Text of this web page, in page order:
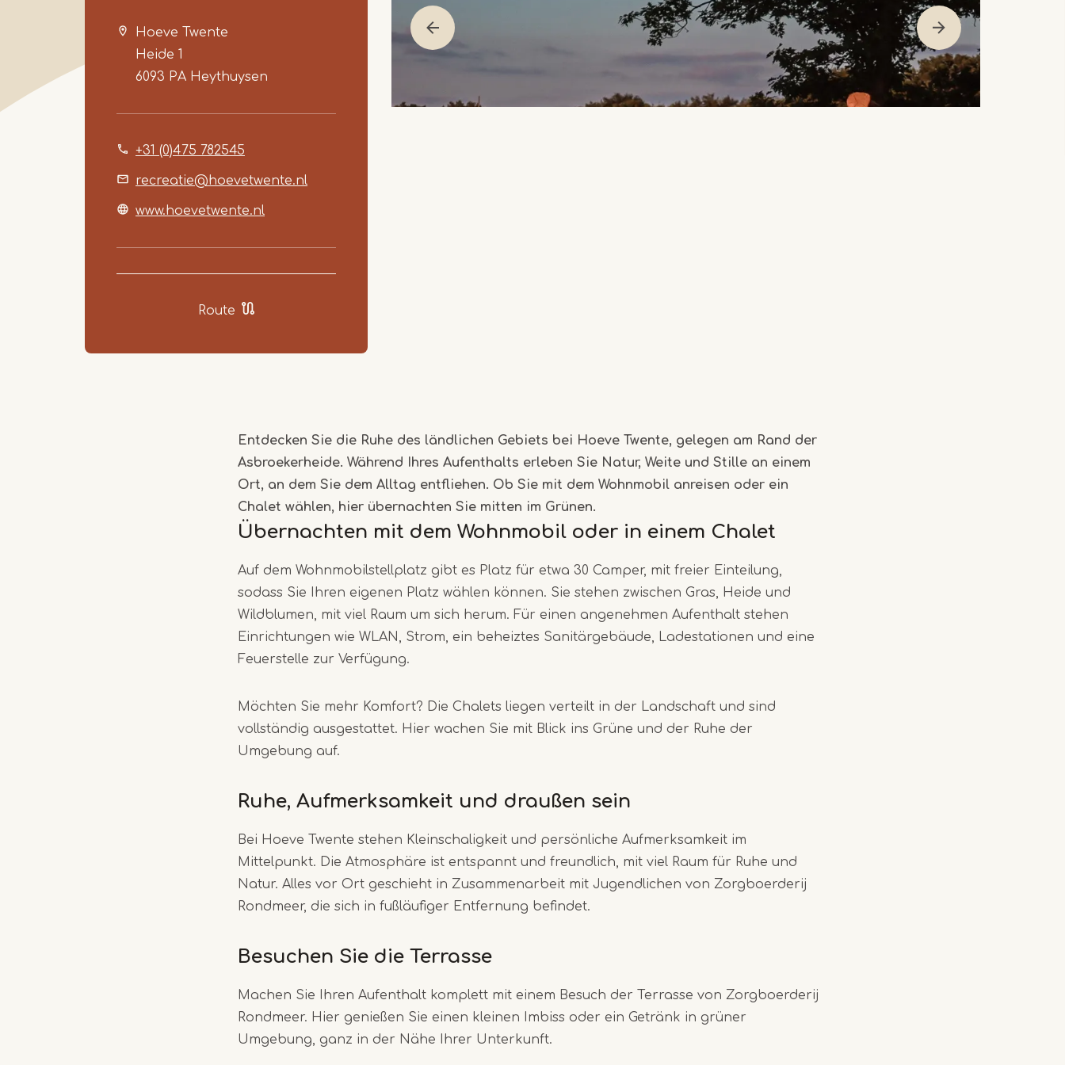
Hoeve Twente
Heide 1
6093 PA Heythuysen
+31 (0)475 782545
recreatie@hoevetwente.nl
www.hoevetwente.nl
Route
of
5
Entdecken Sie die Ruhe des ländlichen Gebiets bei Hoeve Twente, gelegen am Rand der
Asbroekerheide. Während Ihres Aufenthalts erleben Sie Natur, Weite und Stille an einem
Ort, an dem Sie dem Alltag entfliehen. Ob Sie mit dem Wohnmobil anreisen oder ein
Chalet wählen, hier übernachten Sie mitten im Grünen.
Übernachten mit dem Wohnmobil oder in einem Chalet
Auf dem Wohnmobilstellplatz gibt es Platz für etwa 30 Camper, mit freier Einteilung,
sodass Sie Ihren eigenen Platz wählen können. Sie stehen zwischen Gras, Heide und
Wildblumen, mit viel Raum um sich herum. Für einen angenehmen Aufenthalt stehen
Einrichtungen wie WLAN, Strom, ein beheiztes Sanitärgebäude, Ladestationen und eine
Feuerstelle zur Verfügung.
Möchten Sie mehr Komfort? Die Chalets liegen verteilt in der Landschaft und sind
vollständig ausgestattet. Hier wachen Sie mit Blick ins Grüne und der Ruhe der
Umgebung auf.
Ruhe, Aufmerksamkeit und draußen sein
Bei Hoeve Twente stehen Kleinschaligkeit und persönliche Aufmerksamkeit im
Mittelpunkt. Die Atmosphäre ist entspannt und freundlich, mit viel Raum für Ruhe und
Natur. Alles vor Ort geschieht in Zusammenarbeit mit Jugendlichen von Zorgboerderij
Rondmeer, die sich in fußläufiger Entfernung befindet.
Besuchen Sie die Terrasse
Machen Sie Ihren Aufenthalt komplett mit einem Besuch der Terrasse von Zorgboerderij
Rondmeer. Hier genießen Sie einen kleinen Imbiss oder ein Getränk in grüner
Umgebung, ganz in der Nähe Ihrer Unterkunft.